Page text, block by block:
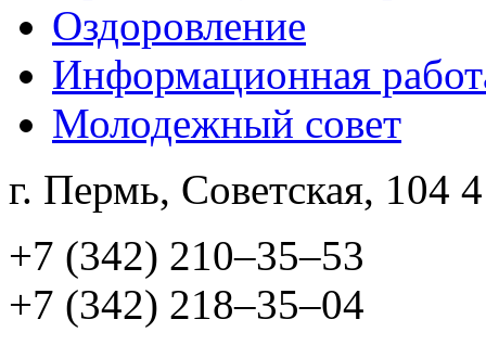
Оздоровление
Информационная
Молодежный совет
г. Пермь, Советская, 104
+7 (342) 210–35–53
+7 (342) 218–35–04